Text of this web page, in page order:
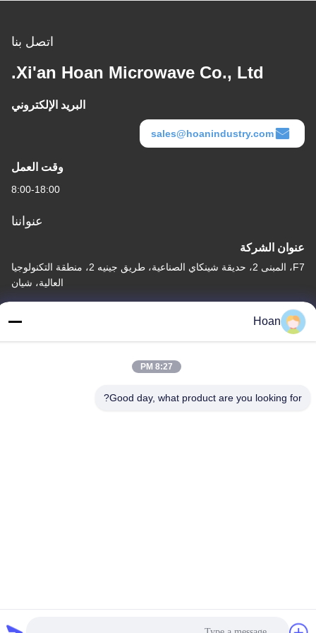
اتصل بنا
Xi'an Hoan Microwave Co., Ltd.
البريد الإلكتروني
sales@hoanindustry.com
وقت العمل
8:00-18:00
عنواننا
عنوان الشركة
F7، المبنى 2، حديقة شينكاي الصناعية، طريق جينيه 2، منطقة التكنولوجيا
العالية، شيان
عنوان المصنع
العالية، شيان
Hoan
8:27 PM
Good day, what product are you looking for?